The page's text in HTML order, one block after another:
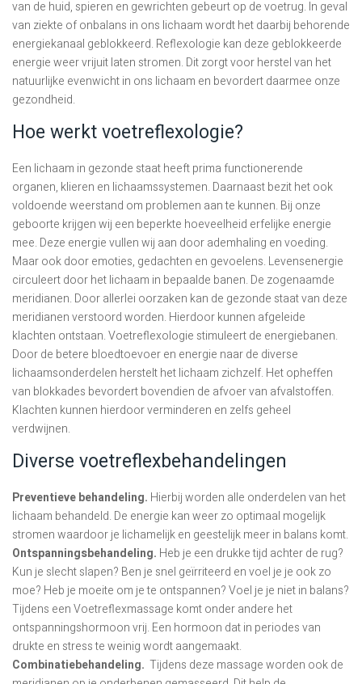
van de huid, spieren en gewrichten gebeurt op de voetrug. In geval
van ziekte of onbalans in ons lichaam wordt het daarbij behorende
energiekanaal geblokkeerd. Reflexologie kan deze geblokkeerde
energie weer vrijuit laten stromen. Dit zorgt voor herstel van het
natuurlijke evenwicht in ons lichaam en bevordert daarmee onze
gezondheid.
Hoe werkt voetreflexologie?
Een lichaam in gezonde staat heeft prima functionerende
organen, klieren en lichaamssystemen. Daarnaast bezit het ook
voldoende weerstand om problemen aan te kunnen. Bij onze
geboorte krijgen wij een beperkte hoeveelheid erfelijke energie
mee. Deze energie vullen wij aan door ademhaling en voeding.
Maar ook door emoties, gedachten en gevoelens. Levensenergie
circuleert door het lichaam in bepaalde banen. De zogenaamde
meridianen. Door allerlei oorzaken kan de gezonde staat van deze
meridianen verstoord worden. Hierdoor kunnen afgeleide
klachten ontstaan. Voetreflexologie stimuleert de energiebanen.
Door de betere bloedtoevoer en energie naar de diverse
lichaamsonderdelen herstelt het lichaam zichzelf. Het opheffen
van blokkades bevordert bovendien de afvoer van afvalstoffen.
Klachten kunnen hierdoor verminderen en zelfs geheel
verdwijnen.
Diverse voetreflexbehandelingen
Preventieve behandeling. Hierbij worden alle onderdelen van het
lichaam behandeld. De energie kan weer zo optimaal mogelijk
stromen waardoor je lichamelijk en geestelijk meer in balans komt.
Ontspanningsbehandeling. Heb je een drukke tijd achter de rug?
Kun je slecht slapen? Ben je snel geïrriteerd en voel je je ook zo
moe? Heb je moeite om je te ontspannen? Voel je je niet in balans?
Tijdens een Voetreflexmassage komt onder andere het
ontspanningshormoon vrij. Een hormoon dat in periodes van
drukte en stress te weinig wordt aangemaakt.
Combinatiebehandeling. Tijdens deze massage worden ook de